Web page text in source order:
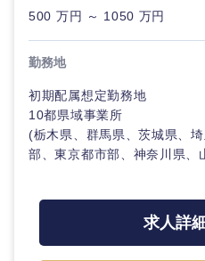
500 万円 ～ 1050 万円
勤務地
初期配属想定勤務地
10都県域事業所
(栃木県、群馬県、茨城県、
部、東京都市部、神奈川県、
求人詳